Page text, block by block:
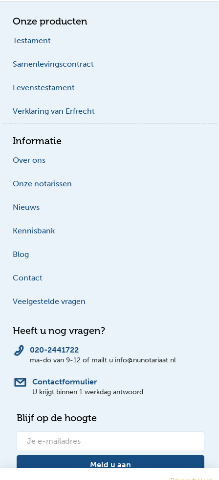
Onze producten
Testament
Samenlevingscontract
Levenstestament
Verklaring van Erfrecht
Informatie
Over ons
Onze notarissen
Nieuws
Kennisbank
Blog
Contact
Veelgestelde vragen
Heeft u nog vragen?
020-2441722
ma-do van 9-12 of mailt u info@nunotariaat.nl
Contactformulier
U krijgt binnen 1 werkdag antwoord
Blijf op de hoogte
Meld u aan